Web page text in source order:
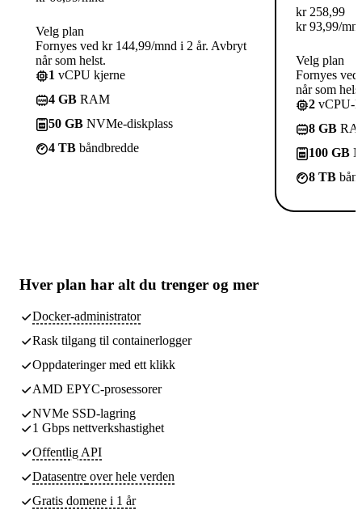
Velg plan
Fornyes ved kr 144,99/mnd i 2 år. Avbryt
når som helst.
1 vCPU kjerne
4 GB RAM
50 GB NVMe-diskplass
4 TB båndbredde
kr 258,99
kr 93,99/
Velg plan
Fornyes
når som
2 vCPU-
8 GB
100 GB
8 TB
Hver plan har alt du trenger og mer
Docker-administrator
Rask tilgang til containerlogger
Oppdateringer med ett klikk
AMD EPYC-prosessorer
NVMe SSD-lagring
1 Gbps nettverkshastighet
Offentlig API
Datasentre over hele verden
Gratis domene i 1 år